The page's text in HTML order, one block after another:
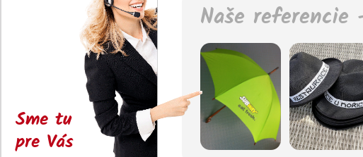
Sme tu
pre Vás
Naše